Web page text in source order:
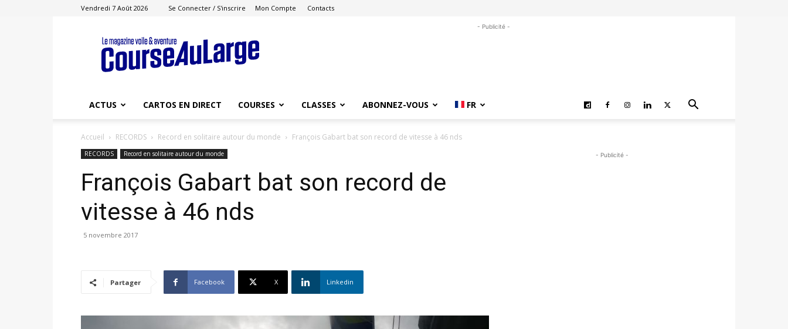
Vendredi 7 Août 2026 Se Connecter / S'inscrire Mon Compte Contacts
Course
au
Large
- Publicité -
ACTUS CARTOS EN DIRECT COURSES CLASSES ABONNEZ-VOUS FR
Accueil RECORDS Record en solitaire autour du monde François Gabart bat son record de vitesse à 46 nds
RECORDS Record en solitaire autour du monde
François Gabart bat son record de
vitesse à 46 nds
5 novembre 2017
Partager Facebook X Linkedin
- Publicité -